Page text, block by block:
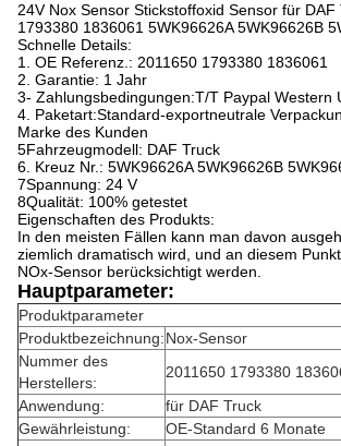
24V Nox Sensor Stickstoffoxid Sensor für DAF
1793380 1836061 5WK96626A 5WK96626B
Schnelle Details:
1. OE Referenz.: 2011650 1793380 1836061
2. Garantie: 1 Jahr
3- Zahlungsbedingungen:T/T Paypal Western
4. Paketart:Standard-exportneutrale
Marke des Kunden
5Fahrzeugmodell: DAF Truck
6. Kreuz Nr.: 5WK96626A 5WK96626B
7Spannung: 24 V
8Qualität: 100% getestet
Eigenschaften des Produkts:
In den meisten Fällen kann man davon
ziemlich dramatisch wird, und an diesem
NOx-Sensor berücksichtigt werden.
Hauptparameter:
Produktparameter
Produktbezeichnung:Nox-Sensor
Nummer des
Herstellers:
2011650 1793380
Anwendung:
für DAF Truck
Gewährleistung:
OE-Standard 6 Monate